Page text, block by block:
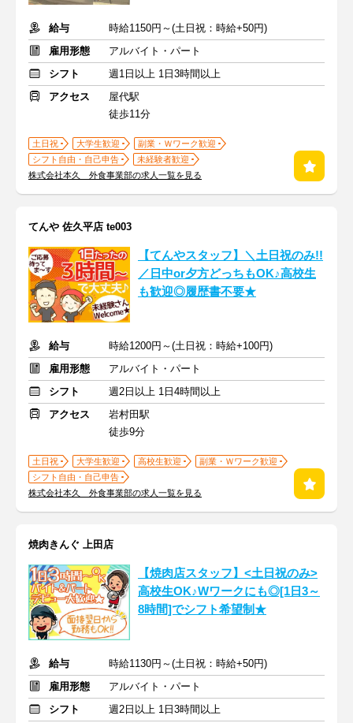
給与
時給1150円～(土日祝：時給+50円)
雇用形態
アルバイト・パート
シフト
週1日以上 1日3時間以上
アクセス
屋代駅
徒歩11分
土日祝 大学生歓迎
副業・Ｗワーク歓迎
シフト自由・自己申告
未経験者歓迎
株式会社本久 外食事業部の求人一覧を見る
てんや 佐久平店 te003
【てんやスタッフ】＼土日祝のみ!!
／日中or夕方どっちもOK♪高校生
も歓迎◎履歴書不要★
給与
時給1200円～(土日祝：時給+100円)
雇用形態
アルバイト・パート
シフト
週2日以上 1日4時間以上
アクセス
岩村田駅
徒歩9分
土日祝 大学生歓迎 高校生歓迎
副業・Ｗワーク歓迎
シフト自由・自己申告
株式会社本久 外食事業部の求人一覧を見る
焼肉きんぐ 上田店
【焼肉店スタッフ】<土日祝のみ>
高校生OK♪Wワークにも◎[1日3～
8時間]でシフト希望制★
給与
時給1130円～(土日祝：時給+50円)
雇用形態
アルバイト・パート
シフト
週2日以上 1日3時間以上